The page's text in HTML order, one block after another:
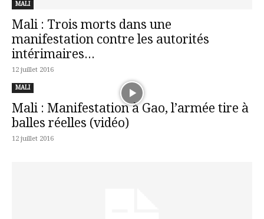
MALI
Mali : Trois morts dans une
manifestation contre les autorités
intérimaires...
12 juillet 2016
MALI
Mali : Manifestation à Gao, l’armée tire à
balles réelles (vidéo)
12 juillet 2016